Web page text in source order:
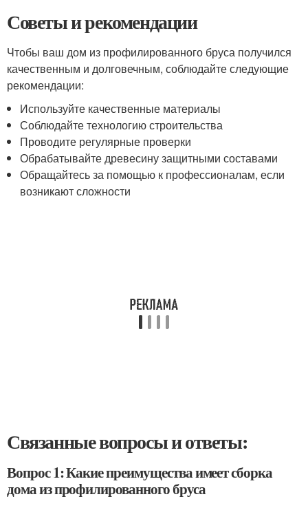
Советы и рекомендации
Чтобы ваш дом из профилированного бруса получился
качественным и долговечным, соблюдайте следующие
рекомендации:
Используйте качественные материалы
Соблюдайте технологию строительства
Проводите регулярные проверки
Обрабатывайте древесину защитными составами
Обращайтесь за помощью к профессионалам, если
возникают сложности
Связанные вопросы и ответы:
Вопрос 1: Какие преимущества имеет сборка
дома из профилированного бруса